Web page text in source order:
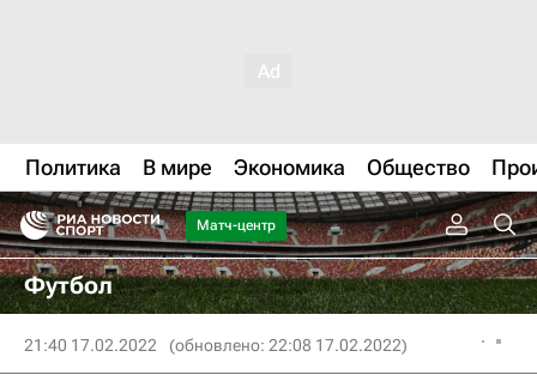
Политика В мире Экономика Общество
Матч-центр
Футбол
21:40 17.02.2022 (обновлено: 22:08 17.02.2022)